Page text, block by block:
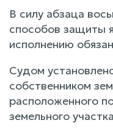
В силу абзаца
способов защиты
исполнению
Судом
собственником
расположенного
земельного